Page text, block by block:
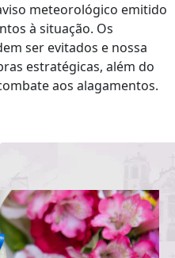
meteorológico emitido
à situação. Os
ser evitados e nossa
estratégicas, além do
aos alagamentos.